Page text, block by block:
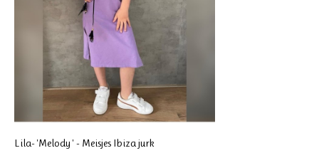
Lila- 'Melody ' - Meisjes Ibiza jurk